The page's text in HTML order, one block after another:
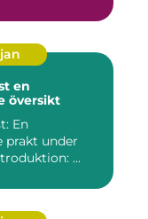
jan
översikt
En
prakt under
1600-talet Introduktion: ...